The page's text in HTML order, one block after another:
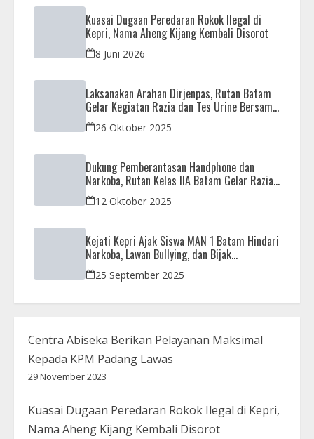
Kuasai Dugaan Peredaran Rokok Ilegal di
Kepri, Nama Aheng Kijang Kembali Disorot
8 Juni 2026
Laksanakan Arahan Dirjenpas, Rutan Batam
Gelar Kegiatan Razia dan Tes Urine Bersama
APH26 Oktober 2025
Dukung Pemberantasan Handphone dan
Narkoba, Rutan Kelas IIA Batam Gelar Razia
Bersama Aparat Penegak Hukum
12 Oktober 2025
Kejati Kepri Ajak Siswa MAN 1 Batam Hindari
Narkoba, Lawan Bullying, dan Bijak
Bermedsos
25 September 2025
Centra Abiseka Berikan Pelayanan Maksimal
Kepada KPM Padang Lawas
29 November 2023
Kuasai Dugaan Peredaran Rokok Ilegal di Kepri,
Nama Aheng Kijang Kembali Disorot